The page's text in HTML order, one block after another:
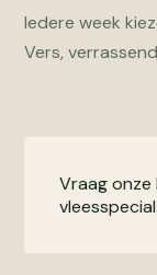
Iedere week
Vers,
Vraag onze